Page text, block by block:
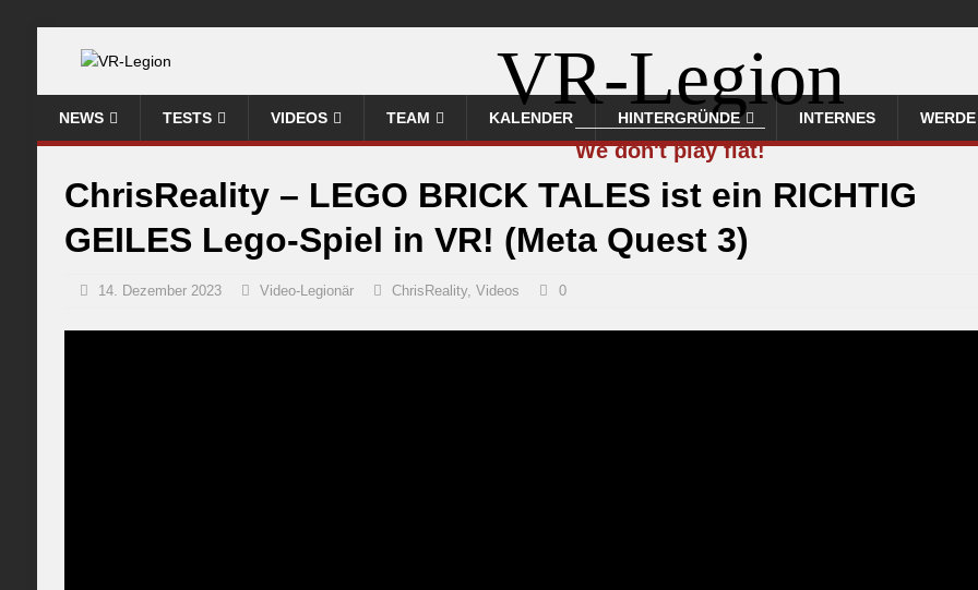
VR-Legion
We don't play flat!
NEWS TESTS VIDEOS TEAM KALENDER HINTERGRÜNDE INTERNES
ChrisReality – LEGO BRICK TALES ist ein RICHTIG
GEILES Lego-Spiel in VR! (Meta Quest 3)
14. Dezember 2023 Video-Legionär ChrisReality,Videos 0